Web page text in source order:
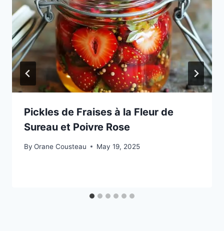
Pickles de Fraises à la Fleur de
Sureau et Poivre Rose
By Orane Cousteau May 19, 2025